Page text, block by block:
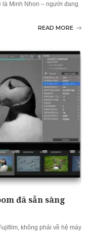
là Minh Nhon – người đang
READ MORE
đã sẵn sàng
không phải về hệ máy